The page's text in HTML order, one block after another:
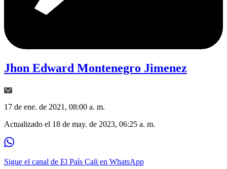
Jhon Edward Montenegro Jimenez
17 de ene. de 2021, 08:00 a. m.
Actualizado el 18 de may. de 2023, 06:25 a. m.
Sigue el canal de El País Cali en WhatsApp